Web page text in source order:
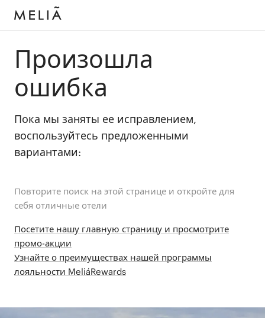
Произошла
ошибка
Пока мы заняты ее исправлением,
воспользуйтесь предложенными
вариантами:
Повторите поиск на этой странице и откройте для
себя отличные отели
Посетите нашу главную страницу и просмотрите
промо-акции
Узнайте о преимуществах нашей программы
лояльности MeliáRewards